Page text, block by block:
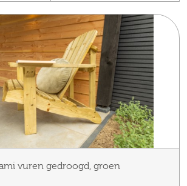
vuren gedroogd, groen